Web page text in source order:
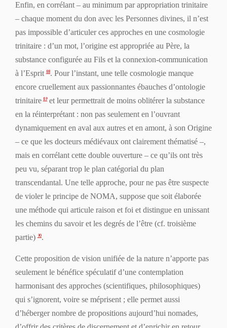
Enfin, en corrélant – au minimum par appropriation trinitaire
– chaque moment du don avec les Personnes divines, il n’est
pas impossible d’articuler ces approches en une cosmologie
trinitaire : d’un mot, l’origine est appropriée au Père, la
substance configurée au Fils et la connexion-communication
à l’Esprit 88. Pour l’instant, une telle cosmologie manque
encore cruellement aux passionnantes ébauches d’ontologie
trinitaire 89et leur permettrait de moins oblitérer la substance
en la réinterprétant : non pas seulement en l’ouvrant
dynamiquement en aval aux autres et en amont, à son Origine
– ce que les docteurs médiévaux ont clairement thématisé –,
mais en corrélant cette double ouverture – ce qu’ils ont très
peu vu, séparant trop le plan catégorial du plan
transcendantal. Une telle approche, pour ne pas être suspecte
de violer le principe de NOMA, suppose que soit élaborée
une méthode qui articule raison et foi et distingue en unissant
les chemins du savoir et les degrés de l’être (cf. troisième
partie) 90.
Cette proposition de vision unifiée de la nature n’apporte pas
seulement le bénéfice spéculatif d’une contemplation
harmonisant des approches (scientifiques, philosophiques)
qui s’ignorent, voire se méprisent ; elle permet aussi
d’héberger nombre de propositions aujourd’hui nomades,